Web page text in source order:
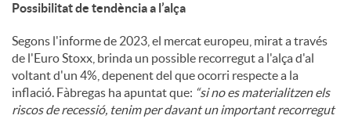
Possibilitat de tendència a l’alça
Segons l'informe de 2023, el mercat europeu, mirat a través
de l'Euro Stoxx, brinda un possible recorregut a l'alça d'al
voltant d'un 4%, depenent del que ocorri respecte a la
inflació. Fàbregas ha apuntat que: “si no es materialitzen els
riscos de recessió, tenim per davant un important recorregut